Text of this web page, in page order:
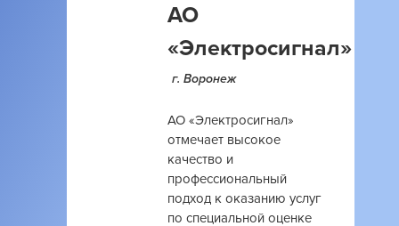
АО
«Электросигнал»
г. Воронеж
АО «Электросигнал»
отмечает высокое
качество и
профессиональный
подход к оказанию услуг
по специальной оценке